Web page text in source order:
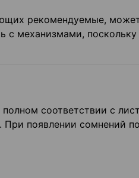
рекомендуемые, может
с механизма­ми,
полном соответствии с
При появлении сомнений